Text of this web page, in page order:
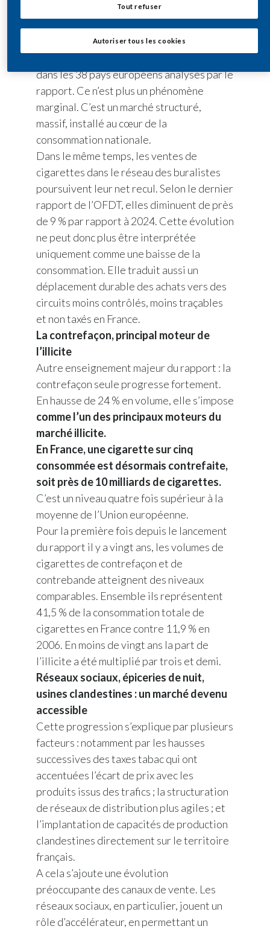
Jordan
Kazakhstan
Latvia
Lebanon
Malaysia
Mexico
Morocco
Netherlands
New Zealand
Pakistan
Panama
Peru
Poland
Portugal
Reunion
Romania
Senegal
Serbia
Slovakia
Slovenia
Spain
Sweden
Switzerland
Taiwan
Thailand
Tunisia
Turkey - PMTM
plus qu’en Belgique.
La France occupe ainsi une place à part en
Europe : à elle seule, elle concentre près
de 40 % des volumes illicites consommés
dans les 38 pays européens analysés par le
rapport. Ce n’est plus un phénomène
marginal. C’est un marché structuré,
massif, installé au cœur de la
consommation nationale.
Dans le même temps, les ventes de
cigarettes dans le réseau des buralistes
poursuivent leur net recul. Selon le dernier
rapport de l’OFDT, elles diminuent de près
de 9 % par rapport à 2024. Cette évolution
ne peut donc plus être interprétée
uniquement comme une baisse de la
consommation. Elle traduit aussi un
déplacement durable des achats vers des
circuits moins contrôlés, moins traçables
et non taxés en France.
La contrefaçon, principal moteur de
l’illicite
Autre enseignement majeur du rapport : la
contrefaçon seule progresse fortement.
En hausse de 24 % en volume, elle s’impose
comme l’un des principaux moteurs du
marché illicite.
En France, une cigarette sur cinq
consommée est désormais contrefaite,
soit près de 10 milliards de cigarettes.
C’est un niveau quatre fois supérieur à la
moyenne de l’Union européenne.
Pour la première fois depuis le lancement
du rapport il y a vingt ans, les volumes de
cigarettes de contrefaçon et de
contrebande atteignent des niveaux
comparables. Ensemble ils représentent
41,5 % de la consommation totale de
cigarettes en France contre 11,9 % en
2006. En moins de vingt ans la part de
l’illicite a été multiplié par trois et demi.
Réseaux sociaux, épiceries de nuit,
usines clandestines : un marché devenu
accessible
Cette progression s’explique par plusieurs
facteurs : notamment par les hausses
successives des taxes tabac qui ont
accentuées l’écart de prix avec les
produits issus des trafics ; la structuration
de réseaux de distribution plus agiles ; et
l’implantation de capacités de production
clandestines directement sur le territoire
français.
A cela s’ajoute une évolution
préoccupante des canaux de vente. Les
réseaux sociaux, en particulier, jouent un
rôle d’accélérateur, en permettant un
Tout refuser
Autoriser tous les cookies